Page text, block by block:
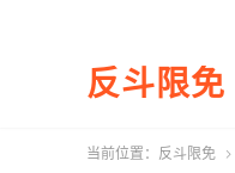
反斗限免
当前位置： 反斗限免 